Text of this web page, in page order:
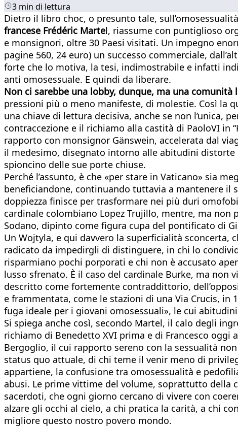
3 min di lettura
Dietro il libro choc, o presunto tale,
francese Frédéric Martel, riassume con puntiglioso
e monsignori, oltre 30 Paesi visitati. Un impegno
pagine 560, 24 euro) un successo commerciale,
forte che lo motiva, la tesi, indimostrabile e infatti
anti omosessuale. E quindi da liberare.
Non ci sarebbe una lobby, dunque, ma una
pressioni più o meno manifeste, di molestie. Così la
una chiave di lettura decisiva, anche se non l’unica,
contraccezione e il richiamo alla castità di PaoloVI in
rapporto con monsignor Gänswein, accelerata dal
il medesimo, disegnato intorno alle abitudini
spioncino delle sue porte chiuse.
Perché l’assunto, è che «per stare in Vaticano» sia
beneficiandone, continuando tuttavia a mantenere il
doppiezza finisce per trasformare nei più duri
cardinale colombiano Lopez Trujillo, mentre, ma
Sodano, dipinto come figura cupa del pontificato di
Un Wojtyla, e qui davvero la superficialità sconcerta,
radicato da impedirgli di distinguere, in chi lo
risparmiano pochi porporati e chi non è accusato
lusso sfrenato. È il caso del cardinale Burke, ma non
descritto come fortemente contraddittorio,
e frammentata, come le stazioni di una Via Crucis, in
fuga ideale per i giovani omosessuali», le cui
Si spiega anche così, secondo Martel, il calo degli
richiamo di Benedetto XVI prima e di Francesco
Bergoglio, il cui rapporto sereno con la sessualità
status quo attuale, di chi teme il venir meno di
appartiene, la confusione tra omosessualità e
abusi. Le prime vittime del volume, soprattutto della
sacerdoti, che ogni giorno cercano di vivere con
alzare gli occhi al cielo, a chi pratica la carità, a chi
migliore questo nostro povero mondo.